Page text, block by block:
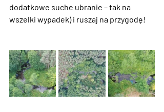
dodatkowe suche ubranie – tak na
wszelki wypadek) i ruszaj na przygodę!